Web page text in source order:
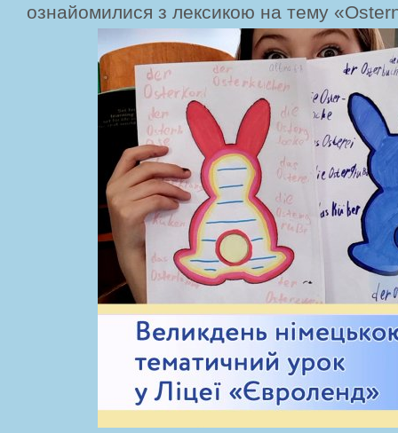
ознайомилися з лексикою на тему